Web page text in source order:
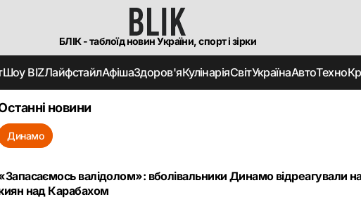
БЛІК - таблоїд новин України, спорт і зірки
Шоу BIZЛайфстайлАфішаЗдоров'яКулінаріяСвітУкраїнаАвтоТехно
новини
Динамо
валідолом»: вболівальники Динамо відреагували
над Карабахом